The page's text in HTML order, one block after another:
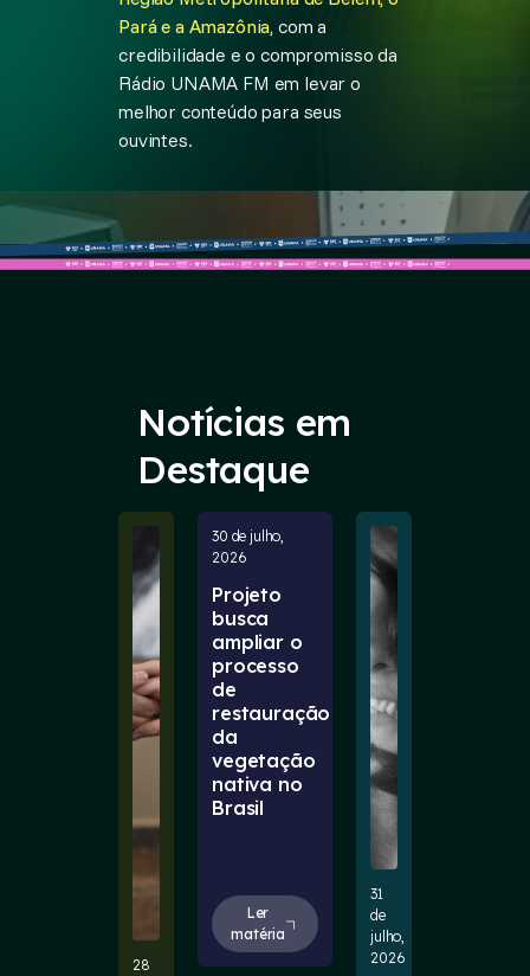
Pará e a Amazônia, com a
credibilidade e o compromisso da
Rádio UNAMA FM em levar o
melhor conteúdo para seus
ouvintes.
Notícias em
Destaque
28
30 de julho,
2026
Projeto
busca
ampliar o
processo
de
restauração
da
vegetação
nativa no
Brasil
Ler
matéria
31
de
julho,
2026